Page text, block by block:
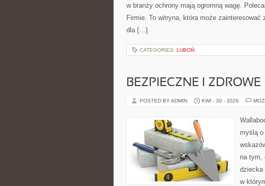
w branży ochrony mają ogromną wagę.
Firmie. To witryna, która może
dla […]
CATEGORIES: LUBOŃ
BEZPIECZNE I ZDROWE
POSTED BY ADMIN KWI - 30 - 2026
myślą
na tym,
dziecka
w